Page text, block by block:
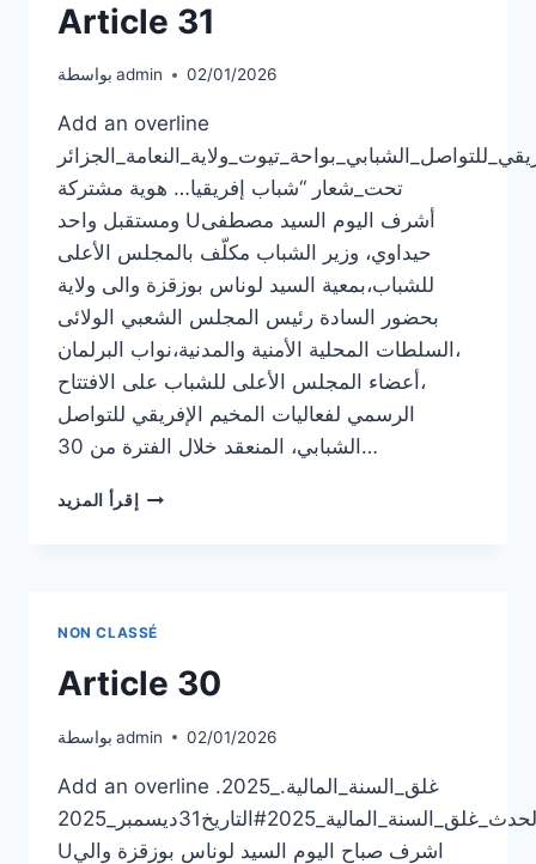
Article 31
بواسطة admin 02/01/2026
Add an overline
تحت_شعار “شباب إفريقيا… هوية مشتركة
ومستقبل واحد Uأشرف اليوم السيد مصطفى
حيداوي، وزير الشباب مكلّف بالمجلس الأعلى
للشباب،بمعية السيد لوناس بوزقزة والى ولاية
بحضور السادة رئيس المجلس الشعبي الولائى
،السلطات المحلية الأمنية والمدنية،نواب البرلمان
،أعضاء المجلس الأعلى للشباب على الافتتاح
الرسمي لفعاليات المخيم الإفريقي للتواصل
الشبابي، المنعقد خلال الفترة من 30…
إقرأ المزيد ARTICLE
NON CLASSÉ
Article 30
بواسطة admin 02/01/2026
Add an overline .2025_غلق_السنة_المالية.
لحدث_غلق_السنة_المالية_2025#التاريخ31ديسمبر_2025
Uاشرف صباح اليوم السيد لوناس بوزقزة والي